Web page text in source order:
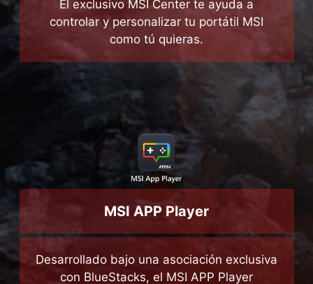
El exclusivo MSI Center te ayuda a
controlar y personalizar tu portátil MSI